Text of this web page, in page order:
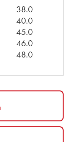
38.0
40.0
45.0
46.0
48.0